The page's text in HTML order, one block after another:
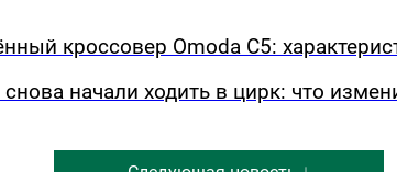
кроссовер Omoda C5:
начали ходить в цирк: что